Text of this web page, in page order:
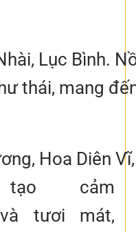
Lục Bình.
thái, mang
Hoa Diên
cảm
tươi mát,